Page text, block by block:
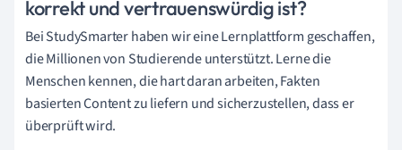
korrekt und vertrauenswürdig ist?
Bei StudySmarter haben wir eine Lernplattform geschaffen,
die Millionen von Studierende unterstützt. Lerne die
Menschen kennen, die hart daran arbeiten, Fakten
basierten Content zu liefern und sicherzustellen, dass er
überprüft wird.